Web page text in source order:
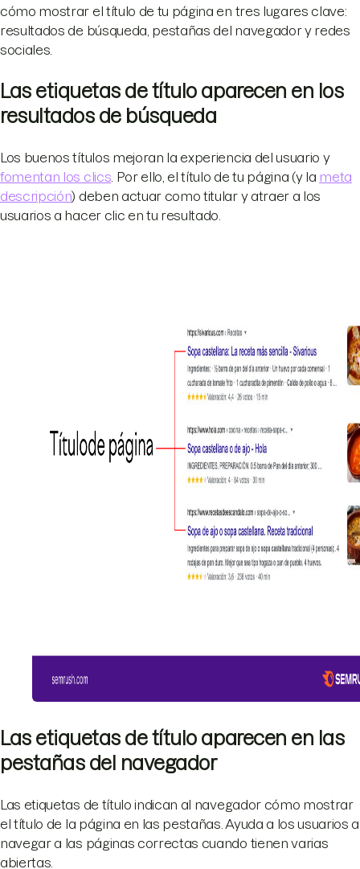
cómo mostrar el título de tu página en tres lugares clave:
resultados de búsqueda, pestañas del navegador y redes
sociales.
Las etiquetas de título aparecen en los
resultados de búsqueda
Los buenos títulos mejoran la experiencia del usuario y
fomentan los clics . Por ello, el título de tu página (y la meta
descripción) deben actuar como titular y atraer a los
usuarios a hacer clic en tu resultado.
Las etiquetas de título aparecen en las
pestañas del navegador
Las etiquetas de título indican al navegador cómo mostrar
el título de la página en las pestañas. Ayuda a los usuarios a
navegar a las páginas correctas cuando tienen varias
abiertas.